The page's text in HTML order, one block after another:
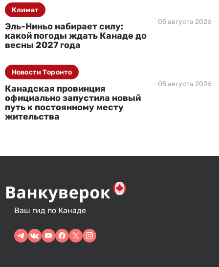
Эль-Ниньо набирает силу:
какой погоды ждать Канаде до
весны 2027 года
05 августа 2026
Климат
Канадская провинция
официально запустила новый
путь к постоянному месту
жительства
05 августа 2026
Новости Торонто
Ваш гид по Канаде